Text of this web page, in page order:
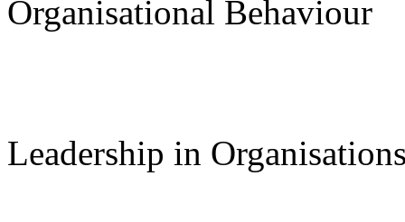
Organisational Behaviour
Leadership in